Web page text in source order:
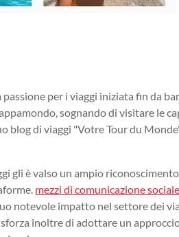
per i viaggi iniziata fin da
sognando di visitare le
blog di viaggi "Votre Tour du
gli è valso un ampio
mezzi di comunicazione sociale
notevole impatto nel settore dei
inoltre di adottare un